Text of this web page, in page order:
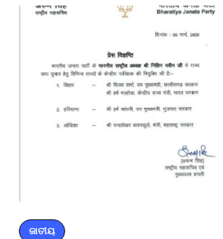
ଜାତୀୟ